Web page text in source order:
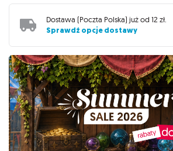
Dostawa (Poczta Polska) już od 12 zł.
Sprawdź opcje dostawy